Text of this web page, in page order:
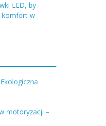
LED, by
komfort w
motoryzacji –